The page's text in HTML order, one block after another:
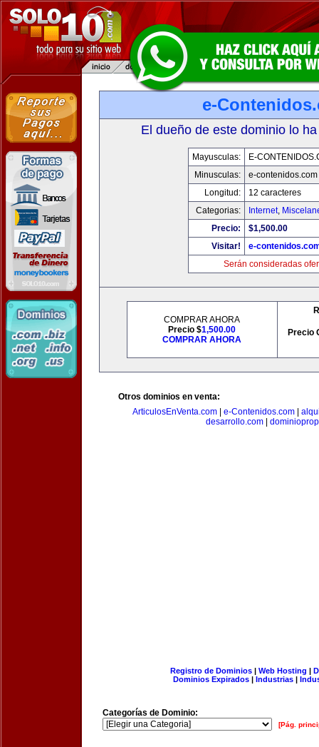
e-
El dueño de este dominio lo
Mayusculas:
E-
Minusculas:
e-contenidos.com
Longitud:
12 caracteres
Categorias:
Internet,
Precio:
$1,500.00
Visitar!
e-
Serán consideradas
COMPRAR AHORA
Precio $1,500.00
COMPRAR AHORA
Precio
Otros dominios en venta:
ArticulosEnVenta.com| e-Contenidos.com|
desarrollo.com|
Registro de Dominios| Web Hosting |
Dominios Expirados | Industrias |
Categorías de Dominio:
[Pág.